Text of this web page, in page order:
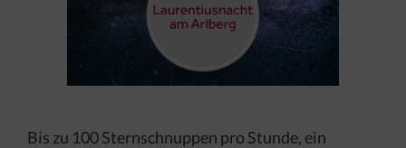
Bis zu 100 Sternschnuppen pro Stunde, ein